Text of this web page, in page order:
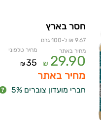
חסר בארץ
9.67 ₪ ל-100 גרם
מחיר באתר
29.90
₪
מחיר טלפוני
35
₪
מחיר באתר
חברי מועדון צוברים 5%